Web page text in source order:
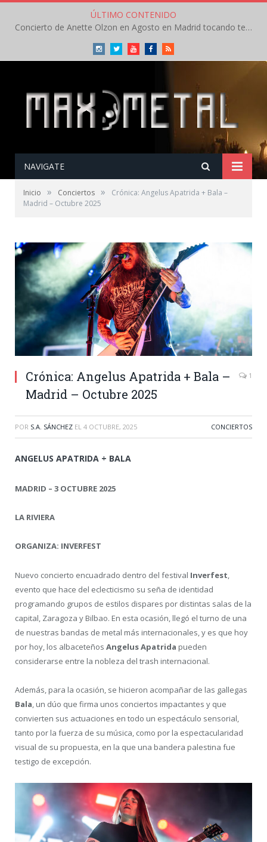
ÚLTIMO CONTENIDO
Concierto de Anette Olzon en Agosto en Madrid tocando temas de Nightwish
InstagramTwitterYoutubeFacebookRSS
NAVIGATE
Inicio » Conciertos »
Crónica: Angelus Apatrida + Bala –
Madrid – Octubre 2025
Crónica: Angelus Apatrida + Bala –
Madrid – Octubre 2025
1
POR S.A. SÁNCHEZ EL 4 OCTUBRE, 2025 CONCIERTOS
ANGELUS APATRIDA + BALA
MADRID – 3 OCTUBRE 2025
LA RIVIERA
ORGANIZA: INVERFEST
Nuevo concierto encuadrado dentro del festival Inverfest
evento que hace del eclecticismo su seña de identidad
programando grupos de estilos dispares por distintas salas de la
capital, Zaragoza y Bilbao. En esta ocasión, llegó el turno de una
de nuestras bandas de metal más internacionales, y es que hoy
por hoy, los albaceteños Angelus Apatrida pueden
considerarse entre la nobleza del trash internacional.
Además, para la ocasión, se hicieron acompañar de las gallegas
Bala, un dúo que firma unos conciertos impactantes y que
convierten sus actuaciones en todo un espectáculo sensorial,
tanto por la fuerza de su música, como por la espectacularidad
visual de su propuesta, en la que una bandera palestina fue
testigo de excepción.